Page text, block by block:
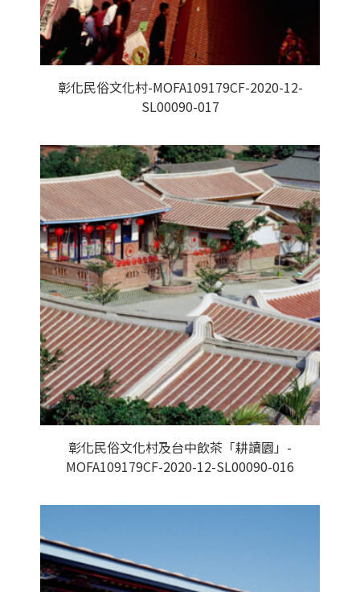
彰化民俗文化村-MOFA109179CF-2020-12-
SL00090-017
彰化民俗文化村及台中飲茶「耕讀園」-
MOFA109179CF-2020-12-SL00090-016